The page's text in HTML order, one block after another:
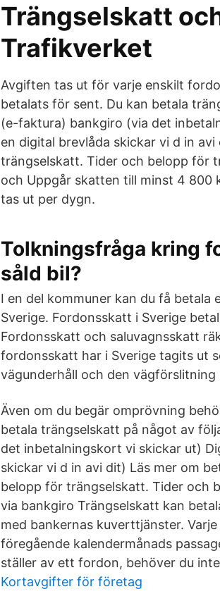
Trängselskatt
Trafikverket
Avgiften tas ut för varje enskilt
betalats för sent. Du kan betala
(e-faktura) bankgiro (via det
en digital brevlåda skickar vi d in
trängselskatt. Tider och belopp för
och Uppgår skatten till minst 4 800
tas ut per dygn.
Tolkningsfråga kring
såld bil?
I en del kommuner kan du få
Sverige. Fordonsskatt i Sverige
Fordonsskatt och saluvagnsskatt
fordonsskatt har i Sverige tagits ut
vägunderhåll och den
Även om du begär omprövning
betala trängselskatt på något av
det inbetalningskort vi skickar ut)
skickar vi d in avi dit) Läs mer om
belopp för trängselskatt. Tider och
via bankgiro Trängselskatt kan
med bankernas kuverttjänster.
föregående kalendermånads
ställer av ett fordon, behöver du
Kortavgifter för företag